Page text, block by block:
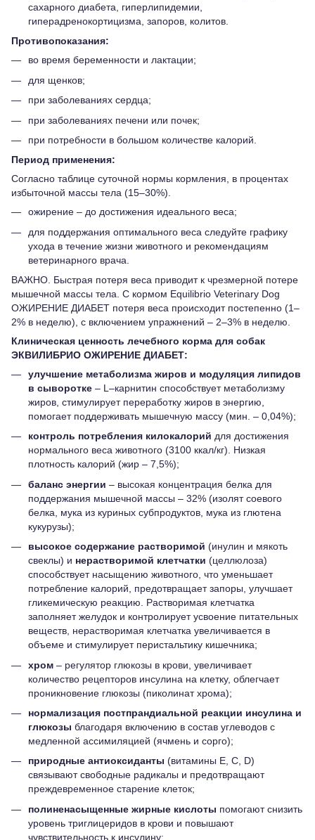
сахарного диабета, гиперлипидемии,
гиперадренокортицизма, запоров, колитов.
Противопоказания:
во время беременности и лактации;
для щенков;
при заболеваниях сердца;
при заболеваниях печени или почек;
при потребности в большом количестве калорий.
Период применения:
Согласно таблице суточной нормы кормления, в процентах
избыточной массы тела (15–30%).
ожирение – до достижения идеального веса;
для поддержания оптимального веса следуйте графику
ухода в течение жизни животного и рекомендациям
ветеринарного врача.
ВАЖНО. Быстрая потеря веса приводит к чрезмерной потере
мышечной массы тела. С кормом Equilibrio Veterinary Dog
ОЖИРЕНИЕ ДИАБЕТ потеря веса происходит постепенно (1–
2% в неделю), с включением упражнений – 2–3% в неделю.
Клиническая ценность лечебного корма для собак
ЭКВИЛИБРИО ОЖИРЕНИЕ ДИАБЕТ:
улучшение метаболизма жиров и модуляция липидов
в сыворотке – L–карнитин способствует метаболизму
жиров, стимулирует переработку жиров в энергию,
помогает поддерживать мышечную массу (мин. – 0,04%);
контроль потребления килокалорий для достижения
нормального веса животного (3100 ккал/кг). Низкая
плотность калорий (жир – 7,5%);
баланс энергии – высокая концентрация белка для
поддержания мышечной массы – 32% (изолят соевого
белка, мука из куриных субпродуктов, мука из глютена
кукурузы);
высокое содержание растворимой (инулин и мякоть
свеклы) и нерастворимой клетчатки (целлюлоза)
способствует насыщению животного, что уменьшает
потребление калорий, предотвращает запоры, улучшает
гликемическую реакцию. Растворимая клетчатка
заполняет желудок и контролирует усвоение питательных
веществ, нерастворимая клетчатка увеличивается в
объеме и стимулирует перистальтику кишечника;
хром – регулятор глюкозы в крови, увеличивает
количество рецепторов инсулина на клетку, облегчает
проникновение глюкозы (пиколинат хрома);
нормализация постпрандиальной реакции инсулина и
глюкозы благодаря включению в состав углеводов с
медленной ассимиляцией (ячмень и сорго);
природные антиоксиданты (витамины Е, С, D)
связывают свободные радикалы и предотвращают
преждевременное старение клеток;
полиненасыщенные жирные кислоты помогают снизить
уровень триглицеридов в крови и повышают
чувствительность к инсулину;